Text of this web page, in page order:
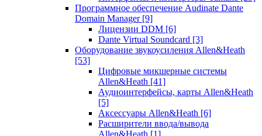
Программное обеспечение Audinate Dante
Domain Manager [9]
Лицензии DDM [6]
Dante Virtual Soundcard [3]
Оборудование звукоусиления Allen&Heath
[53]
Цифровые микшерные системы
Allen&Heath [41]
Аудиоинтерфейсы, карты Allen&Heath
[5]
Аксессуары Allen&Heath [6]
Расширители ввода/вывода
Allen&Heath [1]